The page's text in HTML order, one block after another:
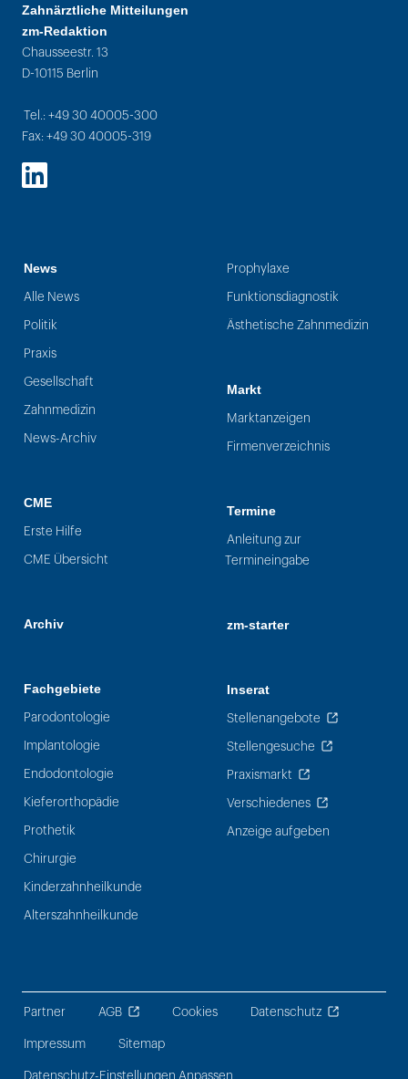
Zahnärztliche Mitteilungen
zm-Redaktion
Chausseestr. 13
D-10115 Berlin
Tel.: +49 30 40005-300
Fax: +49 30 40005-319
LinkedIn
News
Alle News
Politik
Praxis
Gesellschaft
Zahnmedizin
News-Archiv
CME
Erste Hilfe
CME Übersicht
Archiv
Fachgebiete
Parodontologie
Implantologie
Endodontologie
Kieferorthopädie
Prothetik
Chirurgie
Kinderzahnheilkunde
Alterszahnheilkunde
Prophylaxe
Funktionsdiagnostik
Ästhetische Zahnmedizin
Markt
Marktanzeigen
Firmenverzeichnis
Termine
Anleitung zur
Termineingabe
zm-starter
Inserat
Stellenangebote
Stellengesuche
Praxismarkt
Verschiedenes
Anzeige aufgeben
Partner AGB Cookies Datenschutz
Impressum Sitemap
Datenschutz-Einstellungen Anpassen